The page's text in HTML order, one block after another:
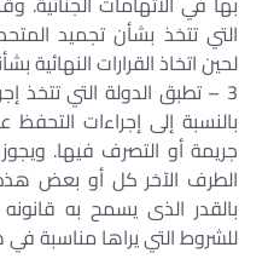
التي تتخذ بشأن تجميد
لحين اتخاذ القرارات النهائية
3 – تطبق الدولة التي تتخذ
بالنسبة إلى إجراءات
جريمة أو التصرف فيها.
الطرف الآخر كل أو بعض هذه
بالقدر الذى يسمح به
للشروط التي يراها مناسبة